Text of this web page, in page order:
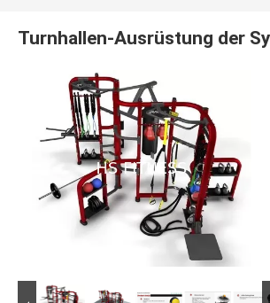
Turnhallen-Ausrüstung der